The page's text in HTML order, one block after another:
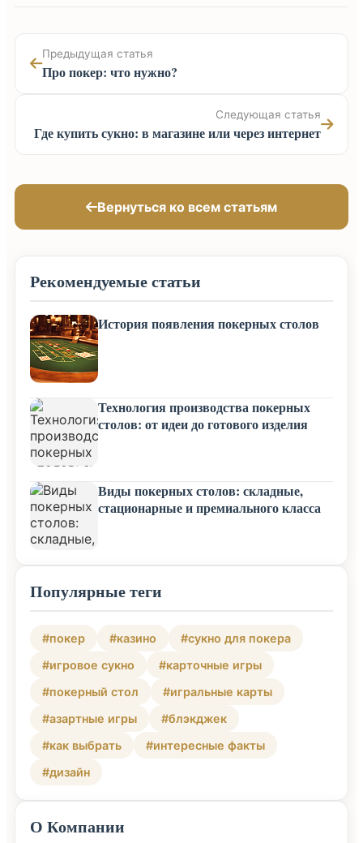
Предыдущая статья
Про покер: что нужно?
Следующая статья
Где купить сукно: в магазине или через интернет
Вернуться ко всем статьям
Рекомендуемые статьи
История появления покерных столов
Технология производства покерных
столов: от идеи до готового изделия
Виды покерных столов: складные,
стационарные и премиального класса
Популярные теги
#покер #казино
#сукно для покера
#игровое сукно
#карточные игры
#покерный стол
#игральные карты
#азартные игры
#блэкджек
#как выбрать
#интересные факты
#дизайн
О Компании